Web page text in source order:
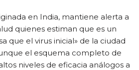
en India, mantiene alerta a
quienes estiman que es un
que el virus inicial» de la ciudad
el esquema completo de
niveles de eficacia análogos a